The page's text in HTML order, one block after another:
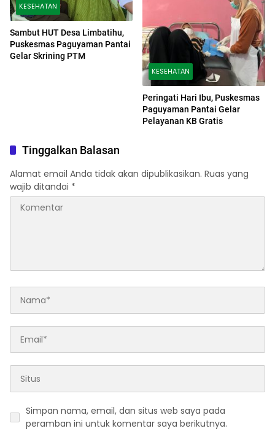
KESEHATAN
Sambut HUT Desa Limbatihu,
Puskesmas Paguyaman Pantai
Gelar Skrining PTM
KESEHATAN
Peringati Hari Ibu, Puskesmas
Paguyaman Pantai Gelar
Pelayanan KB Gratis
Tinggalkan Balasan
Alamat email Anda tidak akan dipublikasikan. Ruas yang
wajib ditandai *
Simpan nama, email, dan situs web saya pada
peramban ini untuk komentar saya berikutnya.